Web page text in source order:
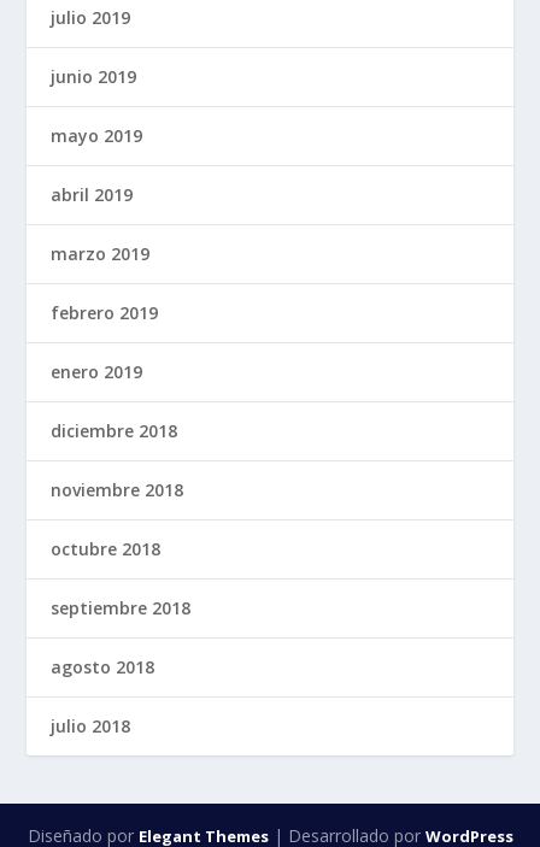
julio 2019
junio 2019
mayo 2019
abril 2019
marzo 2019
febrero 2019
enero 2019
diciembre 2018
noviembre 2018
octubre 2018
septiembre 2018
agosto 2018
julio 2018
Diseñado por Elegant Themes| Desarrollado por WordPress